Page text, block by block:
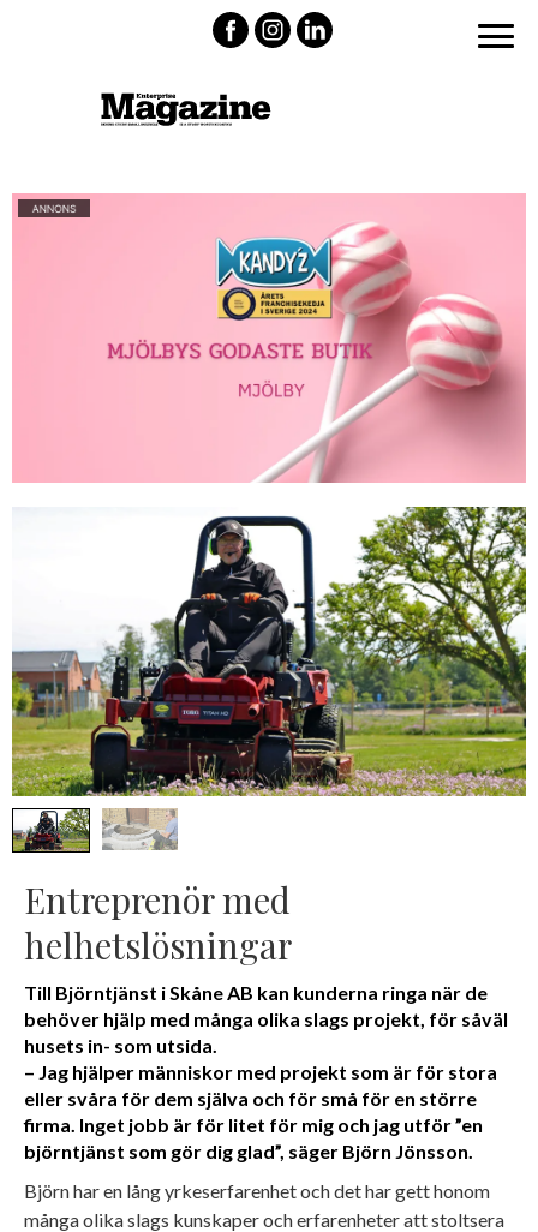
Entreprenör med
helhetslösningar
Till Björntjänst i Skåne AB kan kunderna ringa när de
behöver hjälp med många olika slags projekt, för såväl
husets in- som utsida.
– Jag hjälper människor med projekt som är för stora
eller svåra för dem själva och för små för en större
firma. Inget jobb är för litet för mig och jag utför ”en
björntjänst som gör dig glad”, säger Björn Jönsson.
Björn har en lång yrkeserfarenhet och det har gett honom
många olika slags kunskaper och erfarenheter att stoltsera